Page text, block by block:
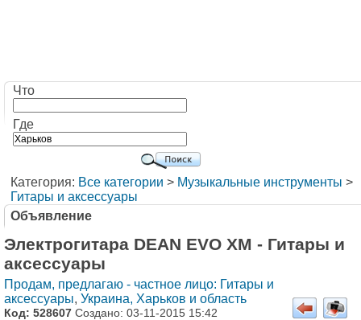
Что
Где
Категория: Все категории > Музыкальные инструменты >
Гитары и аксессуары
Объявление
Электрогитара DEAN EVO XM - Гитары и
аксессуары
Продам, предлагаю - частное лицо: Гитары и
аксессуары, Украина, Харьков и область
Код: 528607 Создано: 03-11-2015 15:42